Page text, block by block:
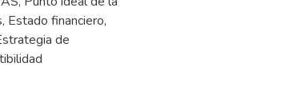
, Estado financiero,
de